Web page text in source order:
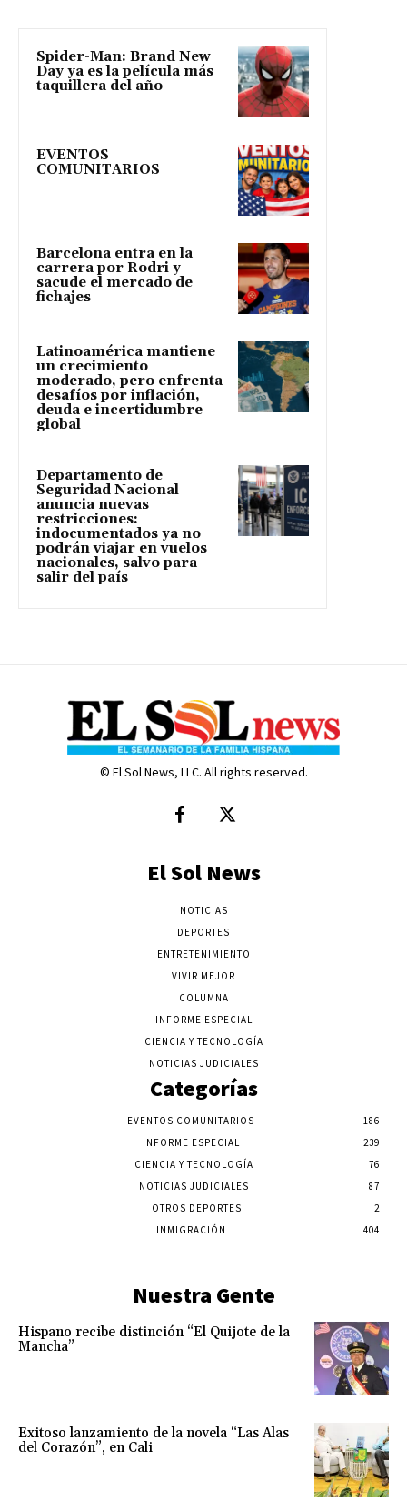
Spider-Man: Brand New
Day ya es la película más
taquillera del año
EVENTOS
COMUNITARIOS
Barcelona entra en la
carrera por Rodri y
sacude el mercado de
fichajes
Latinoamérica mantiene
un crecimiento
moderado, pero enfrenta
desafíos por inflación,
deuda e incertidumbre
global
Departamento de
Seguridad Nacional
anuncia nuevas
restricciones:
indocumentados ya no
podrán viajar en vuelos
nacionales, salvo para
salir del país
© El Sol News, LLC. All rights reserved.
El Sol News
NOTICIAS
DEPORTES
ENTRETENIMIENTO
VIVIR MEJOR
COLUMNA
INFORME ESPECIAL
CIENCIA Y TECNOLOGÍA
NOTICIAS JUDICIALES
Categorías
EVENTOS COMUNITARIOS
186
INFORME ESPECIAL
239
CIENCIA Y TECNOLOGÍA
76
NOTICIAS JUDICIALES
87
OTROS DEPORTES
2
INMIGRACIÓN
404
Nuestra Gente
Hispano recibe distinción “El Quijote de la
Mancha”
Exitoso lanzamiento de la novela “Las Alas
del Corazón”, en Cali